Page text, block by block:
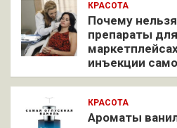
КРАСОТА
Почему
препараты
инъекции
КРАСОТА
Ароматы